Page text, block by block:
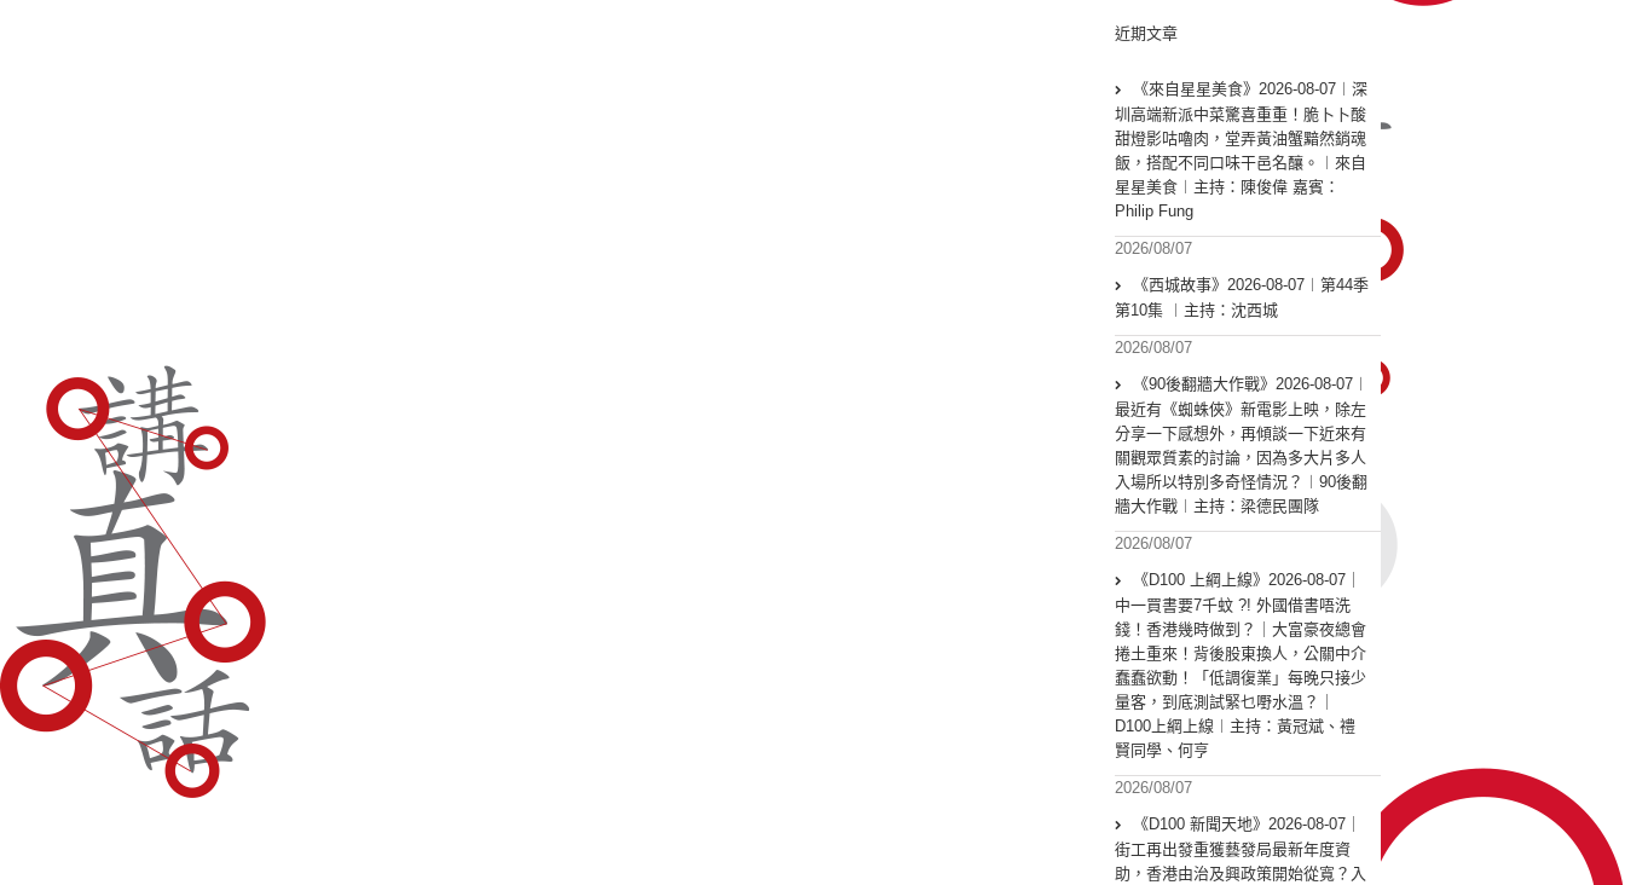
近期文章
《來自星星美食》2026-08-07︱深
圳高端新派中菜驚喜重重！脆卜卜酸
甜燈影咕嚕肉，堂弄黃油蟹黯然銷魂
飯，搭配不同口味干邑名釀。︱來自
星星美食︱主持：陳俊偉 嘉賓：
Philip Fung
2026/08/07
《西城故事》2026-08-07︱第44季
第10集 ︱主持：沈西城
2026/08/07
《90後翻牆大作戰》2026-08-07︱
最近有《蜘蛛俠》新電影上映，除左
分享一下感想外，再傾談一下近來有
關觀眾質素的討論，因為多大片多人
入場所以特別多奇怪情況？︱90後翻
牆大作戰︱主持：梁德民團隊
2026/08/07
《D100 上綱上線》2026-08-07｜
中一買書要7千蚊 ?! 外國借書唔洗
錢！香港幾時做到？｜大富豪夜總會
捲土重來！背後股東換人，公關中介
蠢蠢欲動！「低調復業」每晚只接少
量客，到底測試緊乜嘢水溫？｜
D100上綱上線︱主持：黃冠斌、禮
賢同學、何亨
2026/08/07
《D100 新聞天地》2026-08-07｜
街工再出發重獲藝發局最新年度資
助，香港由治及興政策開始從寬？入